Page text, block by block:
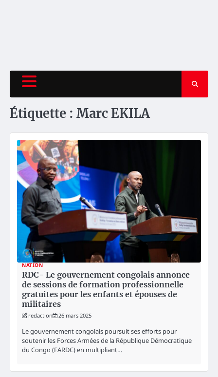
Étiquette : Marc EKILA
NATION
RDC- Le gouvernement congolais annonce
de sessions de formation professionnelle
gratuites pour les enfants et épouses de
militaires
redaction 26 mars 2025
Le gouvernement congolais poursuit ses efforts pour
soutenir les Forces Armées de la République Démocratique
du Congo (FARDC) en multipliant…